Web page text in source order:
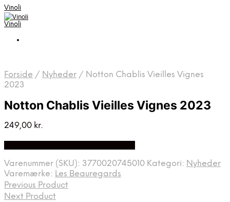
Vinoli
Vinoli
Forside / Nyheder / Notton Chablis Vieilles Vignes
2023
Notton Chablis Vieilles Vignes 2023
249,00 kr.
Varenummer (SKU): 3770020745010 Kategori: Nyheder
Varemærke: Les Beauregards
Previous Product
Next Product